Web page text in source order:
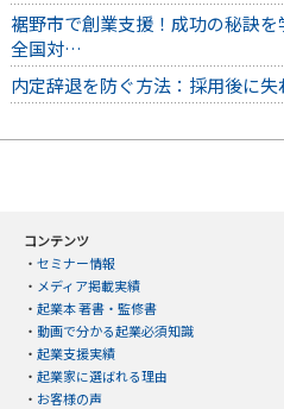
裾野市で創業支援！成功の秘訣
全国対…
内定辞退を防ぐ方法：採用後に
コンテンツ
・ セミナー情報
・ メディア掲載実績
・ 起業本 著書・監修書
・ 動画で分かる起業必須知識
・ 起業支援実績
・ 起業家に選ばれる理由
・ お客様の声